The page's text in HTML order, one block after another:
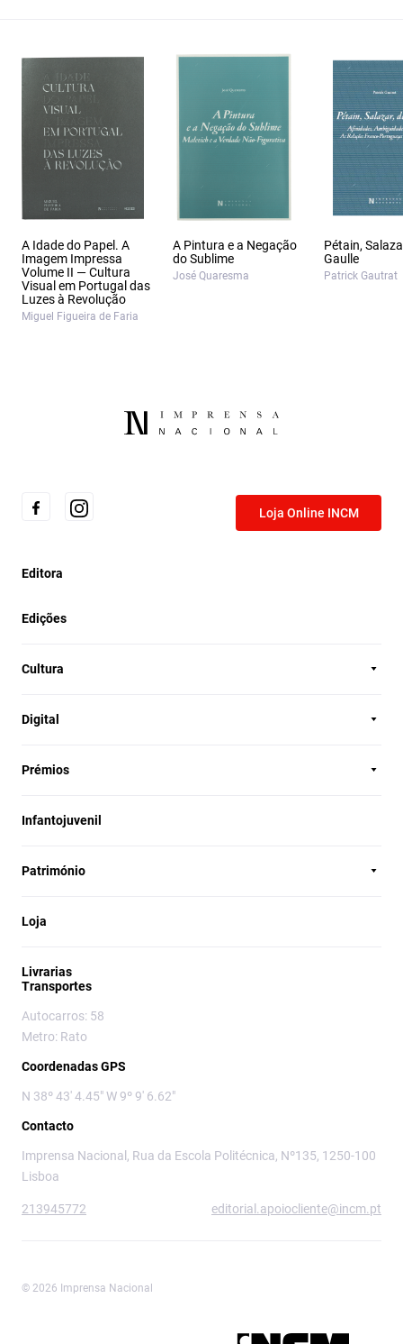
A Idade do Papel. A
Imagem Impressa
Volume II — Cultura
Visual em Portugal das
Luzes à Revolução
Miguel Figueira de Faria
A Pintura e a Negação
do Sublime
José Quaresma
Pétain,
Gaulle
Patrick Gautrat
Loja Online INCM
Editora
Edições
Cultura
Digital
Prémios
Infantojuvenil
Património
Loja
Livrarias
Transportes
Autocarros: 58
Metro: Rato
Coordenadas GPS
N 38º 43' 4.45" W 9º 9' 6.62"
Contacto
Imprensa Nacional, Rua da Escola Politécnica, Nº135, 1250-100
Lisboa
213945772 editorial.apoiocliente@incm.pt
© 2026 Imprensa Nacional